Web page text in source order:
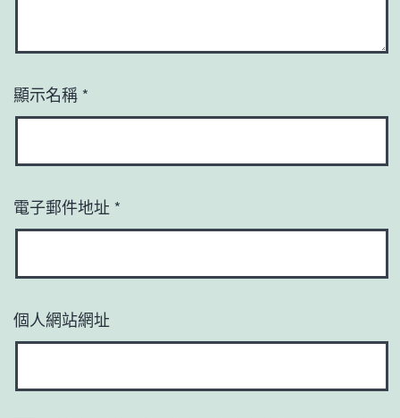
顯示名稱 *
電子郵件地址 *
個人網站網址